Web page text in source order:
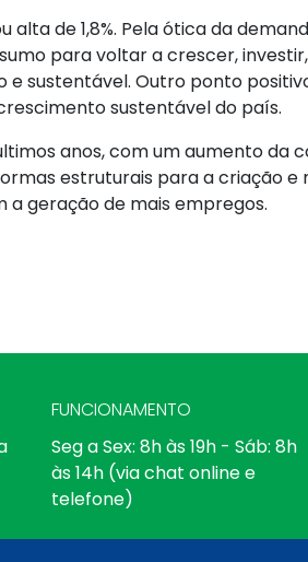
de 1,8%. Pela ótica da
para voltar a crescer,
sustentável. Outro ponto
sustentável do país.
anos, com um aumento
estruturais para a criação
a geração de mais empregos.
FUNCIONAMENTO
Seg a Sex: 8h às 19h - Sáb: 8h
às 14h (via chat online e
telefone)